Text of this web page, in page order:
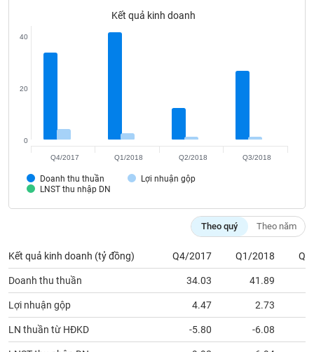
Kết quả kinh doanh
Doanh thu thuần
Lợi nhuận gộp
LNST thu nhập DN
0
20
40
Q4/2017 Q1/2018 Q2/2018 Q3/2018
Theo quý Theo năm
Kết quả kinh doanh (tỷ đồng) Q4/2017 Q1/2018
Doanh thu thuần 34.03 41.89
Lợi nhuận gộp 4.47 2.73
LN thuần từ HĐKD -5.80 -6.08
DỊCH
VỤ
TRUYỀN
TIỆN
SẢN
Mã
chứng
khoán
(-)